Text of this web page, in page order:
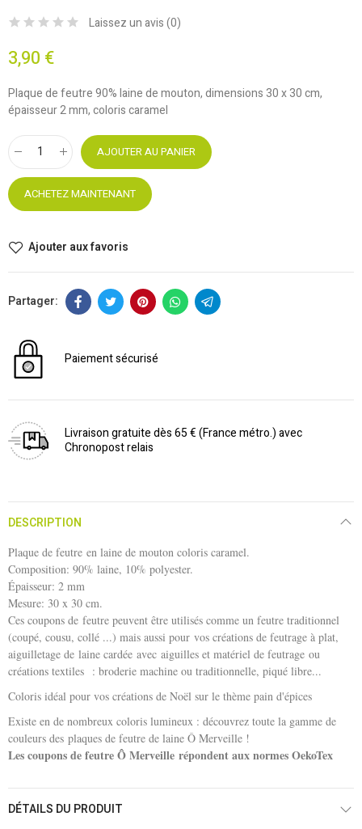
Laissez un avis (0)
3,90 €
Plaque de feutre 90% laine de mouton, dimensions 30 x 30 cm,
épaisseur 2 mm, coloris caramel
AJOUTER AU PANIER
ACHETEZ MAINTENANT
Ajouter aux favoris
Paiement sécurisé
Livraison gratuite dès 65 € (France métro.) avec
Chronopost relais
DESCRIPTION
Plaque de feutre en laine de mouton coloris caramel.
Composition: 90% laine, 10% polyester.
Épaisseur: 2 mm
Mesure: 30 x 30 cm.
Ces coupons de feutre peuvent être utilisés comme un feutre traditionnel
(coupé, cousu, collé ...) mais aussi pour vos créations de feutrage à plat,
aiguilletage de laine cardée avec aiguilles et matériel de feutrage ou
créations textiles : broderie machine ou traditionnelle, piqué libre...
Coloris idéal pour vos créations de Noël sur le thème pain d'épices
Existe en de nombreux coloris lumineux : découvrez toute la gamme de
couleurs des plaques de feutre de laine Ô Merveille !
Les coupons de feutre Ô Merveille répondent aux normes OekoTex
DÉTAILS DU PRODUIT